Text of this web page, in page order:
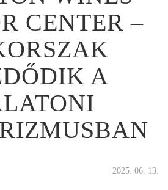
CENTER –
A
2025. 06. 13.